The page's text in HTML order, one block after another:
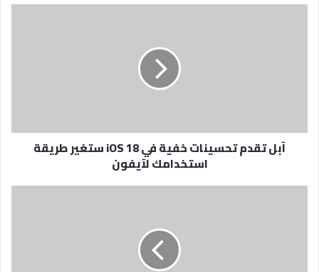
طريقة
استخدامك
آبل تقدم تحسينات خفية في iOS 18 ستغير طريقة
استخدامك لآيفون